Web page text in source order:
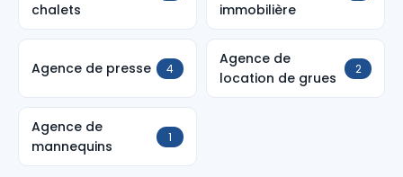
chalets
immobilière
Agence de presse 4
Agence de
location de grues
2
Agence de
mannequins
1